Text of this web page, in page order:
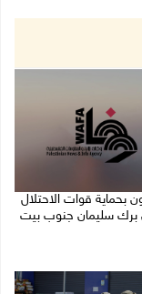
بحماية قوات الاحتلال
برك سليمان جنوب بيت